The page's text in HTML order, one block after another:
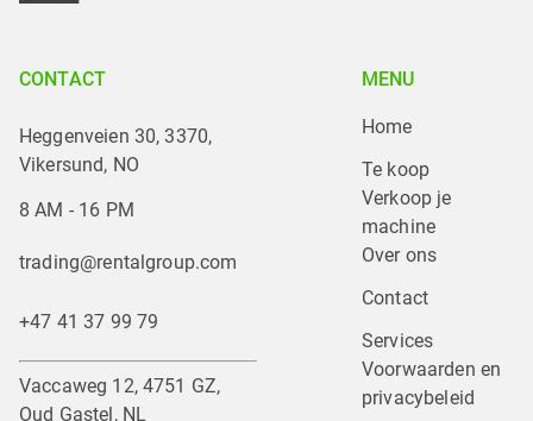
CONTACT
Heggenveien 30, 3370,
Vikersund, NO
8 AM - 16 PM
trading@rentalgroup.com
+47 41 37 99 79
Vaccaweg 12, 4751 GZ,
Oud Gastel, NL
MENU
Home
Te koop
Verkoop je
machine
Over ons
Contact
Services
Voorwaarden en
privacybeleid